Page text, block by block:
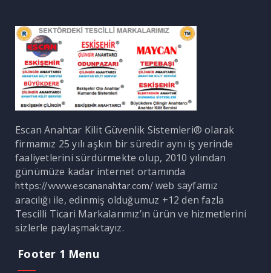
Escan Anahtar Kilit Güvenlik Sistemleri® olarak
firmamız 25 yılı aşkın bir süredir aynı iş yerinde
faaliyetlerini sürdürmekte olup, 2010 yılından
günümüze kadar internet ortamında
https://www.escananahtar.com/web sayfamız
aracılığı ile, edinmiş olduğumuz +12 den fazla
Tescilli Ticari Markalarımız’ın ürün ve hizmetlerini
sizlerle paylaşmaktayız.
Footer 1 Menu